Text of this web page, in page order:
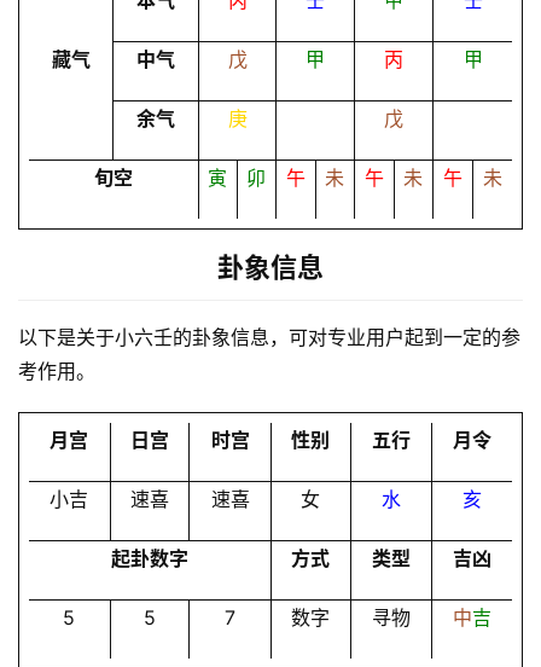
解
服
务
登录 注册
藏气 中气 戊 甲 丙 甲
余气 庚 戊
旬空 寅 卯 午 未 午 未 午 未
卦象信息
以下是关于小六壬的卦象信息，可对专业用户起到一定的参
考作用。
月宫 日宫 时宫 性别 五行 月令
小吉 速喜 速喜 女 水 亥
起卦数字 方式 类型 吉凶
5 5 7 数字 寻物 中吉